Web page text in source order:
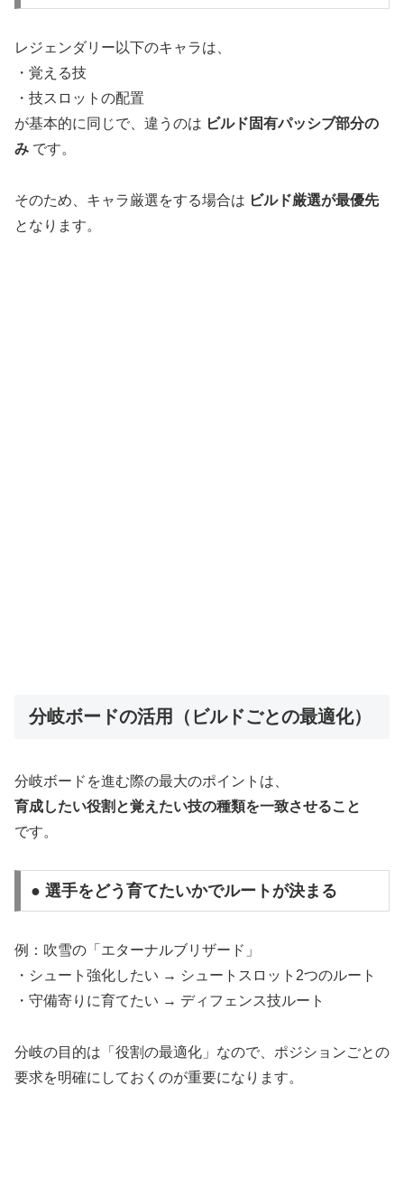
レジェンダリー以下のキャラは、
・覚える技
・技スロットの配置
が基本的に同じで、違うのは ビルド固有パッシブ部分の
み です。
そのため、キャラ厳選をする場合は ビルド厳選が最優先
となります。
分岐ボードの活用（ビルドごとの最適化）
分岐ボードを進む際の最大のポイントは、
育成したい役割と覚えたい技の種類を一致させること
です。
● 選手をどう育てたいかでルートが決まる
例：吹雪の「エターナルブリザード」
・シュート強化したい → シュートスロット2つのルート
・守備寄りに育てたい → ディフェンス技ルート
分岐の目的は「役割の最適化」なので、ポジションごとの
要求を明確にしておくのが重要になります。